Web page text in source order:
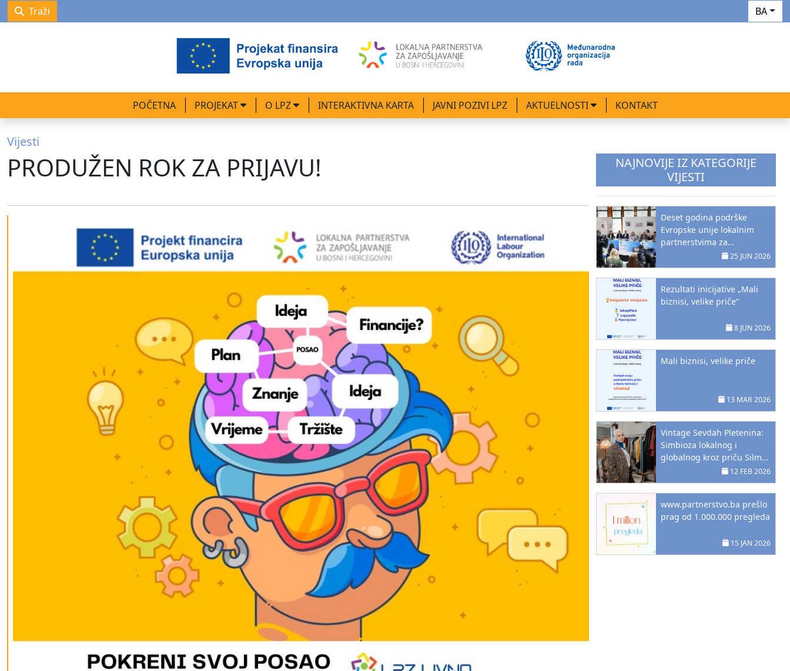
Traži BA
POČETNA PROJEKAT O LPZ INTERAKTIVNA KARTA JAVNI POZIVI LPZ AKTUELNOSTI KONTAKT
Vijesti
PRODUŽEN ROK ZA PRIJAVU!
NAJNOVIJE IZ KATEGORIJE
VIJESTI
Deset godina podrške
Evropske unije lokalnim
partnerstvima za
zapošljavanje u Bosni i
Hercegovini
25 JUN 2026
Rezultati inicijative „Mali
biznisi, velike priče“
8 JUN 2026
Mali biznisi, velike priče
13 MAR 2026
Vintage Sevdah Pletenina:
Simbioza lokalnog i
globalnog kroz priču Silme
12 FEB 2026
www.partnerstvo.ba prešlo
prag od 1.000.000 pregleda
15 JAN 2026